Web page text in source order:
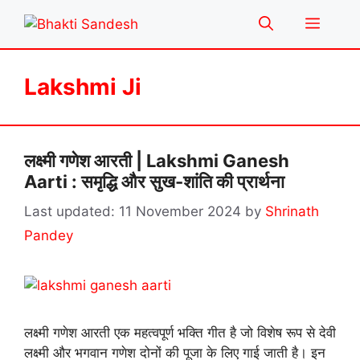
content
Menu
Lakshmi Ji
लक्ष्मी गणेश आरती | Lakshmi Ganesh
Aarti : समृद्धि और सुख-शांति की प्रार्थना
11 November 2024 by Shrinath
Pandey
लक्ष्मी गणेश आरती एक महत्वपूर्ण भक्ति गीत है जो विशेष रूप से देवी
लक्ष्मी और भगवान गणेश दोनों की पूजा के लिए गाई जाती है। इन